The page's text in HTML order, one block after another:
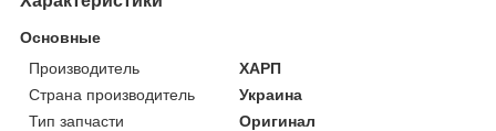
Основные
Производитель
ХАРП
Страна производитель
Украина
Тип запчасти
Оригинал